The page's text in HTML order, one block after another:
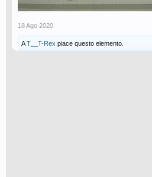
18 Ago 2020
AT__T-Rex piace questo elemento.